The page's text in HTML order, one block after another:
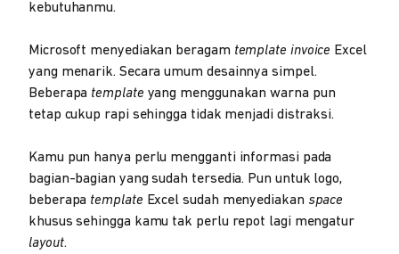
kebutuhanmu.
Microsoft menyediakan beragam template invoice Excel
yang menarik. Secara umum desainnya simpel.
Beberapa template yang menggunakan warna pun
tetap cukup rapi sehingga tidak menjadi distraksi.
Kamu pun hanya perlu mengganti informasi pada
bagian-bagian yang sudah tersedia. Pun untuk logo,
beberapa template Excel sudah menyediakan space
khusus sehingga kamu tak perlu repot lagi mengatur
layout.